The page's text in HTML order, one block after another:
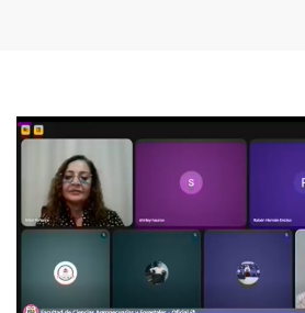
La
UNI/FaCAF
presente
en